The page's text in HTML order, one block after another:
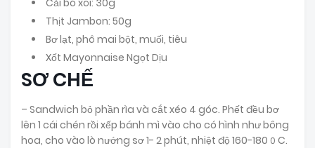
Thịt Jambon: 50g
Bơ lạt, phô mai bột, muối, tiêu
Xốt Mayonnaise Ngọt Dịu
SƠ CHẾ
– Sandwich bỏ phần rìa và cắt xéo 4 góc. Phết đều bơ
lên 1 cái chén rồi xếp bánh mì vào cho có hình như bông
hoa, cho vào lò nướng sơ 1- 2 phút, nhiệt độ 160-180 0 C.